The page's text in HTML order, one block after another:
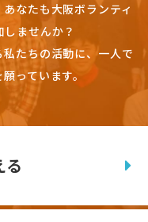
あなたも大阪ボランティ
ませんか？
たちの活動に、一人で
っています。